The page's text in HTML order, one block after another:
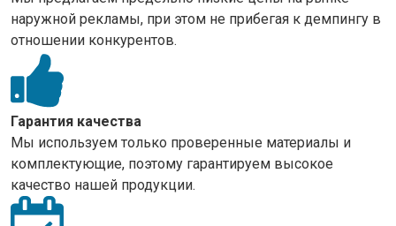
наружной рекламы, при этом не прибегая к демпингу в
отношении конкурентов.
Гарантия качества
Мы используем только проверенные материалы и
комплектующие, поэтому гарантируем высокое
качество нашей продукции.